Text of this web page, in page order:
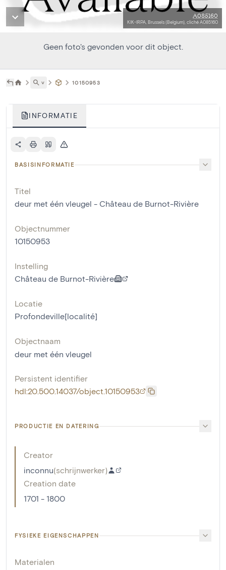
A085160
KIK-IRPA, Brussels (Belgium), cliché A085160
Geen foto's gevonden voor dit object.
˅ 10150953
INFORMATIE
BASISINFORMATIE
Titel
deur met één vleugel - Château de Burnot-Rivière
Objectnummer
10150953
Instelling
Château de Burnot-Rivière
Locatie
Profondeville[localité]
Objectnaam
deur met één vleugel
Persistent identifier
hdl:20.500.14037/object.10150953
PRODUCTIE EN DATERING
Creator
inconnu(schrijnwerker)
Creation date
1701 - 1800
FYSIEKE EIGENSCHAPPEN
Materialen